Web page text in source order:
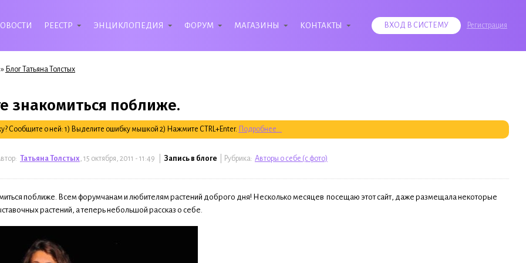
РЕЕСТР ЭНЦИКЛОПЕДИЯ ФОРУМ МАГАЗИНЫ КОНТАКТЫ ВХОД В СИСТЕМУ Регистрация
» Блог Татьяна Толстых
знакомиться поближе.
Сообщите о ней: 1) Выделите ошибку мышкой 2) Нажмите CTRL+Enter. Подробнее...
Татьяна Толстых , 15 октября, 2011 - 11:49 | Запись в блоге | Рубрика: Авторы о себе (с фото)
поближе. Всем форумчанам и любителям растений доброго дня! Несколько месяцев посещаю этот сайт, даже размещала некоторые
растений, а теперь небольшой рассказ о себе.